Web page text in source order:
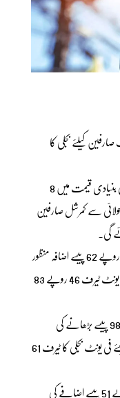
کیلئے بجلی کا
تفصیلات کے مطابق کمرشل صارفین کیلئے بجلی کی بنیادی قیمت میں 8
سے کمرشل صارفین
زرعی صارفین کے بنیادی ٹیرف میں فی یونٹ 6 روپے 62 پیسے اضافہ منظور
کیا گیا جس کے بعد جولائی سے زرعی صارفین کا فی یونٹ ٹیرف 46 روپے 83
جنرل سروسز کیلئے بجلی کا فی یونٹ ٹیرف 6 روپے 98 پیسے بڑھانے کی
منظوری دی گئی ہے، جولائی سے جنرل سروسز کیلئے فی یونٹ بجلی کا ٹیرف 61
صارفین کیلئے بجلی کے فی یونٹ ٹیرف میں 5 روپے 51 پیسے اضافے کی